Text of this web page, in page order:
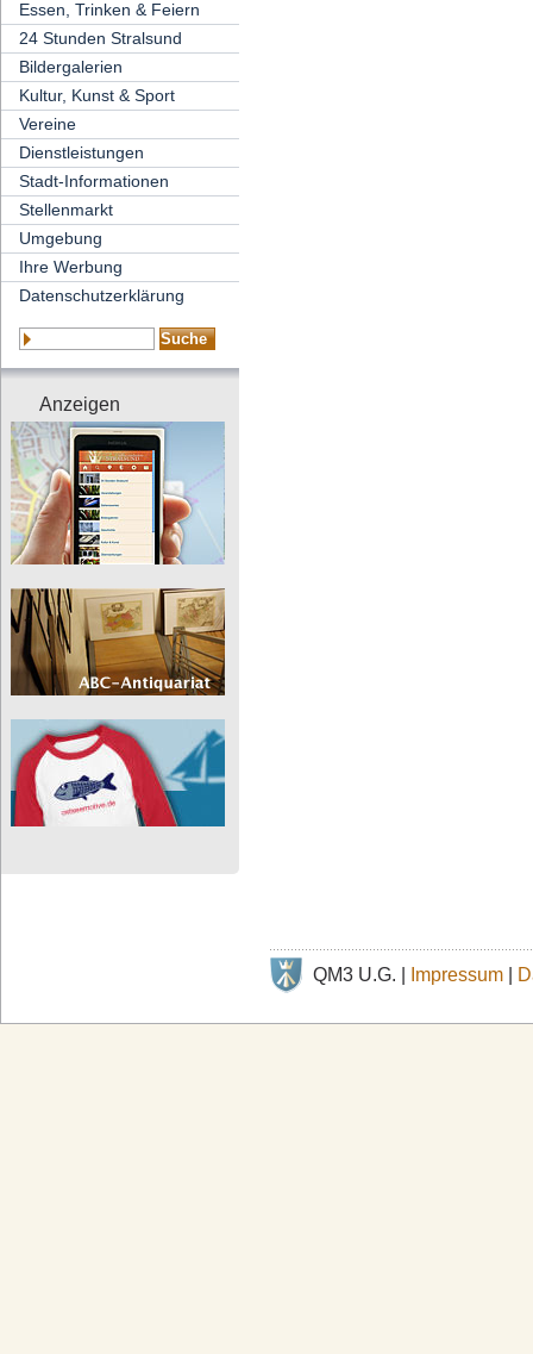
Essen, Trinken & Feiern
24 Stunden Stralsund
Bildergalerien
Kultur, Kunst & Sport
Vereine
Dienstleistungen
Stadt-Informationen
Stellenmarkt
Umgebung
Ihre Werbung
Datenschutzerklärung
Anzeigen
QM3 U.G. | Impressum